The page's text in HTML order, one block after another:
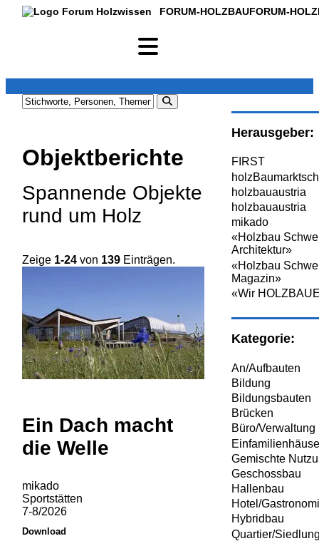
FORUM-HOLZBAUFORUM-
Objektberichte
Spannende Objekte
rund um Holz
Zeige 1-24 von 139 Einträgen.
Ein Dach macht
die Welle
mikado
Sportstätten
7-8/2026
Download
Herausgeber:
FIRST
holzbauaustria
holzbauaustria
mikado
«Holzbau
Architektur»
«Holzbau
Magazin»
«Wir
Kategorie:
An/Aufbauten
Bildung
Bildungsbauten
Brücken
Büro/Verwaltung
Gemischte
Geschossbau
Hallenbau
Hotel/
Hybridbau
Quartier/